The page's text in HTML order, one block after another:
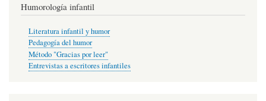
Humorología infantil
Literatura infantil y humor
Pedagogía del humor
Método "Gracias por leer"
Entrevistas a escritores infantiles